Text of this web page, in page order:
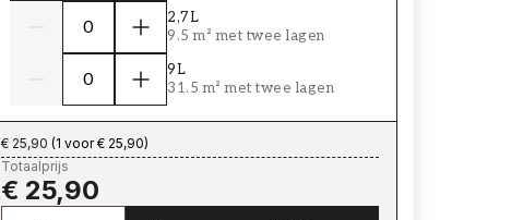
2,7L
9.5 m² met twee lagen
9L
31.5 m² met twee lagen
€ 25,90 (1 voor € 25,90)
Totaalprijs
€ 25,90